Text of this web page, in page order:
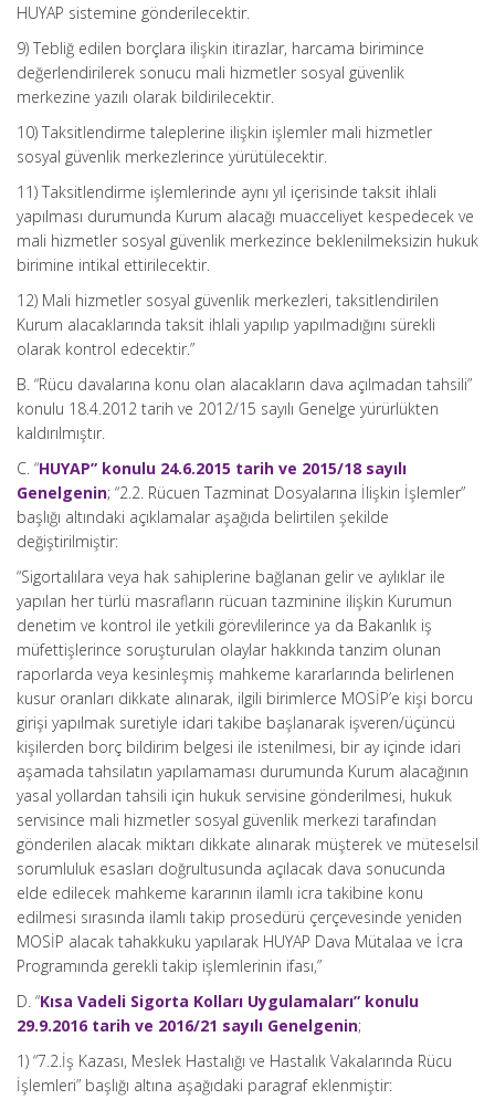
HUYAP sistemine gönderilecektir.
9) Tebliğ edilen borçlara ilişkin itirazlar, harcama birimince
değerlendirilerek sonucu mali hizmetler sosyal güvenlik
merkezine yazılı olarak bildirilecektir.
10) Taksitlendirme taleplerine ilişkin işlemler mali hizmetler
sosyal güvenlik merkezlerince yürütülecektir.
11) Taksitlendirme işlemlerinde aynı yıl içerisinde taksit ihlali
yapılması durumunda Kurum alacağı muacceliyet kespedecek ve
mali hizmetler sosyal güvenlik merkezince beklenilmeksizin hukuk
birimine intikal ettirilecektir.
12) Mali hizmetler sosyal güvenlik merkezleri, taksitlendirilen
Kurum alacaklarında taksit ihlali yapılıp yapılmadığını sürekli
olarak kontrol edecektir.”
B. “Rücu davalarına konu olan alacakların dava açılmadan tahsili”
konulu 18.4.2012 tarih ve 2012/15 sayılı Genelge yürürlükten
kaldırılmıştır.
C. “HUYAP” konulu 24.6.2015 tarih ve 2015/18 sayılı
Genelgenin; “2.2. Rücuen Tazminat Dosyalarına İlişkin İşlemler”
başlığı altındaki açıklamalar aşağıda belirtilen şekilde
değiştirilmiştir:
“Sigortalılara veya hak sahiplerine bağlanan gelir ve aylıklar ile
yapılan her türlü masrafların rücuan tazminine ilişkin Kurumun
denetim ve kontrol ile yetkili görevlilerince ya da Bakanlık iş
müfettişlerince soruşturulan olaylar hakkında tanzim olunan
raporlarda veya kesinleşmiş mahkeme kararlarında belirlenen
kusur oranları dikkate alınarak, ilgili birimlerce MOSİP’e kişi borcu
girişi yapılmak suretiyle idari takibe başlanarak işveren/üçüncü
kişilerden borç bildirim belgesi ile istenilmesi, bir ay içinde idari
aşamada tahsilatın yapılamaması durumunda Kurum alacağının
yasal yollardan tahsili için hukuk servisine gönderilmesi, hukuk
servisince mali hizmetler sosyal güvenlik merkezi tarafından
gönderilen alacak miktarı dikkate alınarak müşterek ve müteselsil
sorumluluk esasları doğrultusunda açılacak dava sonucunda
elde edilecek mahkeme kararının ilamlı icra takibine konu
edilmesi sırasında ilamlı takip prosedürü çerçevesinde yeniden
MOSİP alacak tahakkuku yapılarak HUYAP Dava Mütalaa ve İcra
Programında gerekli takip işlemlerinin ifası,”
D. “Kısa Vadeli Sigorta Kolları Uygulamaları” konulu
29.9.2016 tarih ve 2016/21 sayılı Genelgenin;
1) “7.2.İş Kazası, Meslek Hastalığı ve Hastalık Vakalarında Rücu
İşlemleri” başlığı altına aşağıdaki paragraf eklenmiştir: